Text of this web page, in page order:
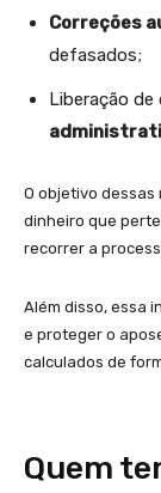
Correções
defasados;
Liberação
O objetivo dessas
dinheiro que
recorrer a
Além disso, essa
e proteger o
calculados de
Quem